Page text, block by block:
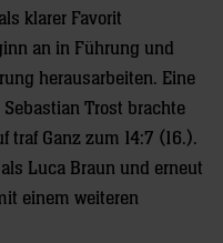
klarer Favorit
an in Führung und
herausarbeiten. Eine
Trost brachte
traf Ganz zum 14:7 (16.).
Luca Braun und erneut
einem weiteren